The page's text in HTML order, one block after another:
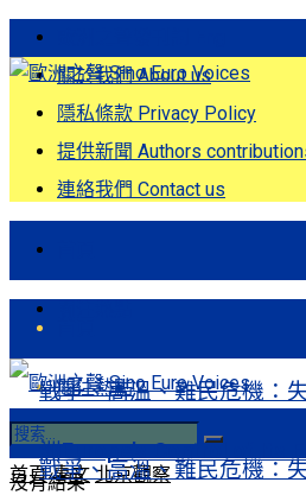
關於我們 About us
隱私條款 Privacy Policy
提供新聞 Authors
連絡我們 Contact us
戰爭、高溫、難民危機：
洲Europe’s Control of Its
關注熱點
戰爭、高溫、難民危機：
沒有結果
首頁 專文 北京觀察